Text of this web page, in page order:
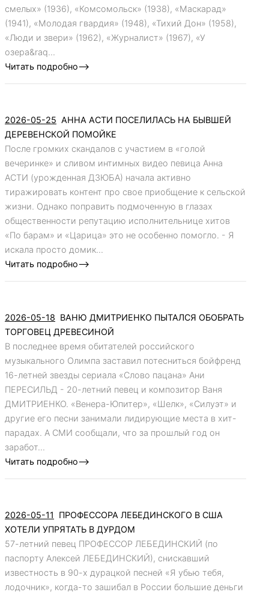
смелых» (1936), «Комсомольск» (1938), «Маскарад»
(1941), «Молодая гвардия» (1948), «Тихий Дон» (1958),
«Люди и звери» (1962), «Журналист» (1967), «У
озера&raq...
Читать подробно-->
2026-05-25 АННА АСТИ ПОСЕЛИЛАСЬ НА БЫВШЕЙ
ДЕРЕВЕНСКОЙ ПОМОЙКЕ
После громких скандалов с участием в «голой
вечеринке» и сливом интимных видео певица Анна
АСТИ (урожденная ДЗЮБА) начала активно
тиражировать контент про свое приобщение к сельской
жизни. Однако поправить подмоченную в глазах
общественности репутацию исполнительнице хитов
«По барам» и «Царица» это не особенно помогло. - Я
искала просто домик...
Читать подробно-->
2026-05-18 ВАНЮ ДМИТРИЕНКО ПЫТАЛСЯ ОБОБРАТЬ
ТОРГОВЕЦ ДРЕВЕСИНОЙ
В последнее время обитателей российского
музыкального Олимпа заставил потесниться бойфренд
16-летней звезды сериала «Слово пацана» Ани
ПЕРЕСИЛЬД - 20-летний певец и композитор Ваня
ДМИТРИЕНКО. «Венера-Юпитер», «Шелк», «Силуэт» и
другие его песни занимали лидирующие места в хит-
парадах. А СМИ сообщали, что за прошлый год он
заработ...
Читать подробно-->
2026-05-11
ПРОФЕССОРА ЛЕБЕДИНСКОГО В США
ХОТЕЛИ УПРЯТАТЬ В ДУРДОМ
57-летний певец ПРОФЕССОР ЛЕБЕДИНСКИЙ (по
паспорту Алексей ЛЕБЕДИНСКИЙ), снискавший
известность в 90-х дурацкой песней «Я убью тебя,
лодочник», когда-то зашибал в России большие деньги